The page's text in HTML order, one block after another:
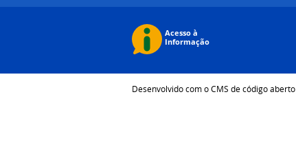
Desenvolvido com o CMS de código aberto